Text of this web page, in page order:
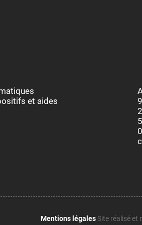
et aides
Mentions légalesSite réalisé et